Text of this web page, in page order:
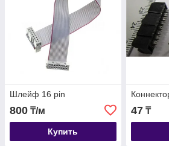
Шлейф 16 pin
800 ₸/м
Купить
47₸